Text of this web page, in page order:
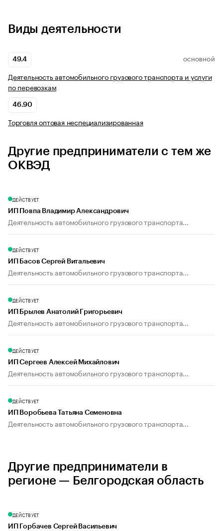
Виды деятельности
49.4 ОСНОВНОЙ
Деятельность автомобильного грузового транспорта и услуги
по перевозкам
46.90
Торговля оптовая неспециализированная
Другие предприниматели с тем же
ОКВЭД
ДЕЙСТВУЕТ
ИП Повпа Владимир Александрович
Деятельность автомобильного грузового транспорта...
ДЕЙСТВУЕТ
ИП Басов Сергей Витальевич
Деятельность автомобильного грузового транспорта...
ДЕЙСТВУЕТ
ИП Брылев Анатолий Григорьевич
Деятельность автомобильного грузового транспорта...
ДЕЙСТВУЕТ
ИП Сергеев Алексей Михайлович
Деятельность автомобильного грузового транспорта...
ДЕЙСТВУЕТ
ИП Воробьева Татьяна Семеновна
Деятельность автомобильного грузового транспорта...
Другие предприниматели в
регионе — Белгородская область
ДЕЙСТВУЕТ
ИП Горбачев Сергей Васильевич